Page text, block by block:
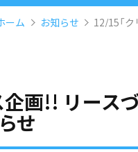
ーム お知らせ 12/15「
画!! リース
せ